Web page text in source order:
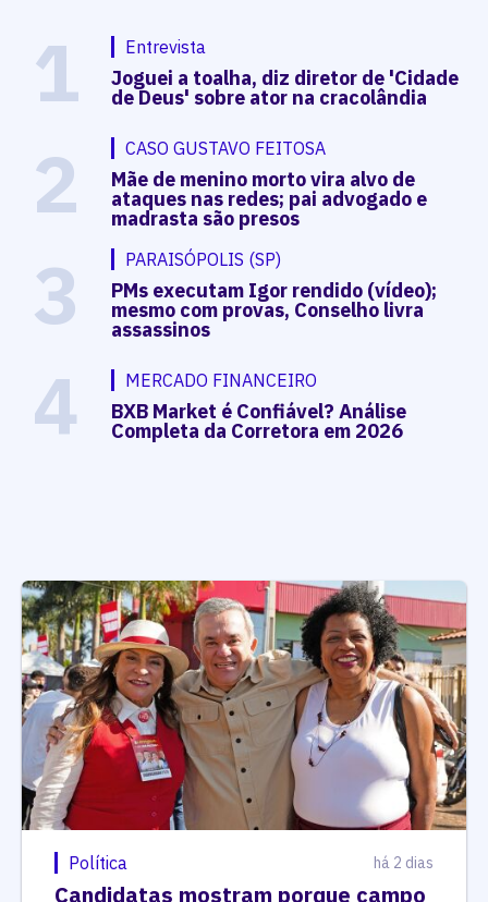
1 Entrevista
Joguei a toalha, diz diretor de 'Cidade
de Deus' sobre ator na cracolândia
2 CASO GUSTAVO FEITOSA
Mãe de menino morto vira alvo de
ataques nas redes; pai advogado e
madrasta são presos
3 PARAISÓPOLIS (SP)
PMs executam Igor rendido (vídeo);
mesmo com provas, Conselho livra
assassinos
4 MERCADO FINANCEIRO
BXB Market é Confiável? Análise
Completa da Corretora em 2026
Política há 2 dias
Candidatas mostram porque campo